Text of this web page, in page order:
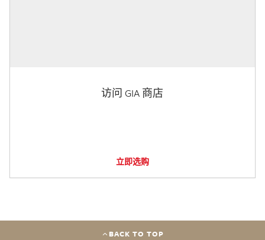
访问 GIA 商店
立即选购
BACK TO TOP